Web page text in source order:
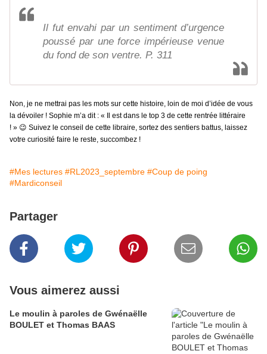
Il fut envahi par un sentiment d’urgence
poussé par une force impérieuse venue
du fond de son ventre. P. 311
Non, je ne mettrai pas les mots sur cette histoire, loin de moi d’idée de vous
la dévoiler ! Sophie m’a dit : « Il est dans le top 3 de cette rentrée littéraire
! » 😉 Suivez le conseil de cette libraire, sortez des sentiers battus, laissez
votre curiosité faire le reste, succombez !
#Mes lectures #RL2023_septembre #Coup de poing
#Mardiconseil
Partager
Vous aimerez aussi
Le moulin à paroles de Gwénaëlle
BOULET et Thomas BAAS